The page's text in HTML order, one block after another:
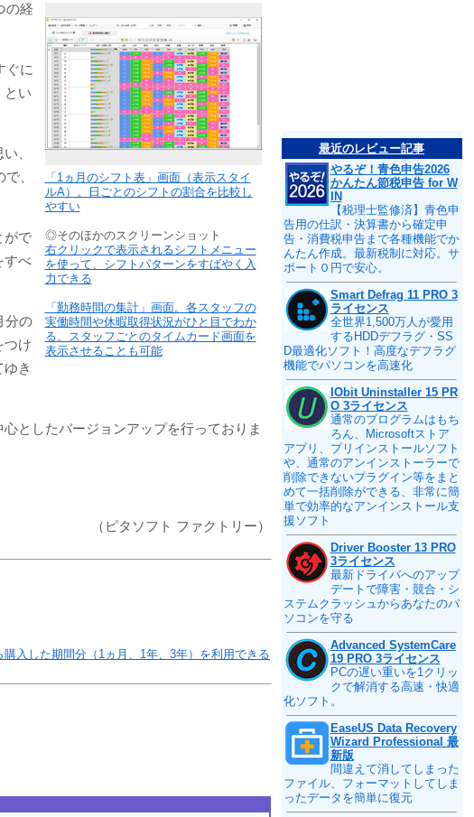
「1ヵ月のシフト表」画面（表示スタイ
ルA）。日ごとのシフトの割合を比較し
やすい
◎そのほかのスクリーンショット
右クリックで表示されるシフトメニュー
を使って、シフトパターンをすばやく入
力できる
「勤務時間の集計」画面。各スタッフの
実働時間や休暇取得状況がひと目でわか
る。スタッフごとのタイムカード画面を
表示させることも可能
の経
ぐに
とい
、
、
がで
すべ
分の
つけ
き
としたバージョンアップを行っておりま
（ピタソフト ファクトリー）
入した期間分（1ヵ月、1年、3年）を利用できる
最近のレビュー記事
やるぞ！青色申告2026
かんたん節税申告 for W
IN
【税理士監修済】青色申
告用の仕訳・決算書から確定申
告・消費税申告まで各種機能でか
んたん作成。最新税制に対応。サ
ポート０円で安心。
Smart Defrag 11 PRO 3
ライセンス
全世界1,500万人が愛用
するHDDデフラグ・SS
D最適化ソフト！高度なデフラグ
機能でパソコンを高速化
IObit Uninstaller 15 PR
O 3ライセンス
通常のプログラムはもち
ろん、Microsoftストア
アプリ、プリインストールソフト
や、通常のアンインストーラーで
削除できないプラグイン等をまと
めて一括削除ができる、非常に簡
単で効率的なアンインストール支
援ソフト
Driver Booster 13 PRO
3ライセンス
最新ドライバへのアップ
デートで障害・競合・シ
ステムクラッシュからあなたのパ
ソコンを守る
Advanced SystemCare
19 PRO 3ライセンス
PCの遅い重いを1クリッ
クで解消する高速・快適
化ソフト。
EaseUS Data Recovery
Wizard Professional 最
新版
間違えて消してしまった
ファイル、フォーマットしてしま
ったデータを簡単に復元